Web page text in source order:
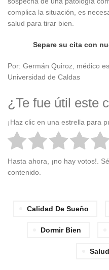
complica la situación, es
salud para tirar bien.
Separe su cita con
Por: Germán Quiroz, médico
Universidad de Caldas
¿Te fue útil este
¡Haz clic en una estrella para
Hasta ahora, ¡no hay votos!.
contenido.
Calidad De Sueño
Dormir Bien